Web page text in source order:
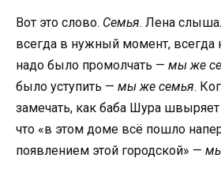
Вот это слово. Семья. Лена
всегда в нужный момент, всегда
надо было промолчать — мы же
было уступить — мы же семья.
замечать, как баба Шура швыряет
что «в этом доме всё пошло
появлением этой городской» —